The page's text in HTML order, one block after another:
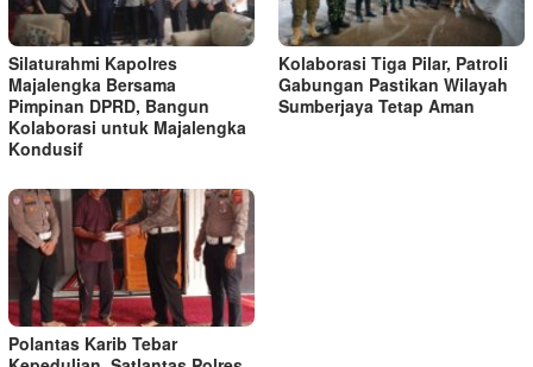
Silaturahmi Kapolres
Majalengka Bersama
Pimpinan DPRD, Bangun
Kolaborasi untuk Majalengka
Kondusif
Kolaborasi Tiga Pilar, Patroli
Gabungan Pastikan Wilayah
Sumberjaya Tetap Aman
Polantas Karib Tebar